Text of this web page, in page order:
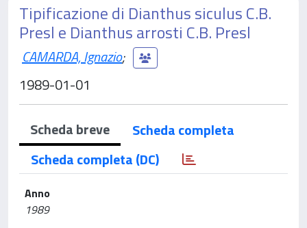
Tipificazione di Dianthus siculus C.B.
Presl e Dianthus arrosti C.B. Presl
CAMARDA, Ignazio;
1989-01-01
Scheda breve
Scheda completa
Scheda completa (DC)
Anno
1989